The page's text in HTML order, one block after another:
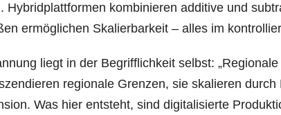
Hybridplattformen kombinieren additive und
ermöglichen Skalierbarkeit – alles im
liegt in der Begrifflichkeit selbst:
regionale Grenzen, sie skalieren
Was hier entsteht, sind digitalisierte